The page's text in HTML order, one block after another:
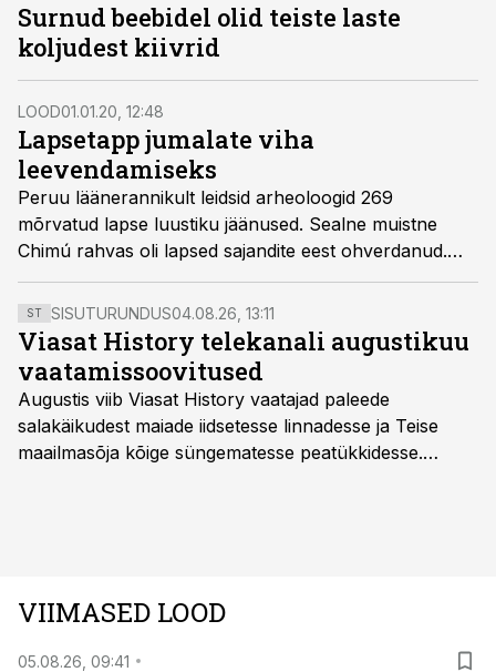
Surnud beebidel olid teiste laste
koljudest kiivrid
LOOD01.01.20, 12:48
Lapsetapp jumalate viha
leevendamiseks
Peruu läänerannikult leidsid arheoloogid 269
mõrvatud lapse luustiku jäänused. Sealne muistne
Chimú rahvas oli lapsed sajandite eest ohverdanud.
Nüüd püüavad teadlased vastata küsimusele, miks.
ST SISUTURUNDUS04.08.26, 13:11
Viasat History telekanali augustikuu
vaatamissoovitused
Augustis viib Viasat History vaatajad paleede
salakäikudest maiade iidsetesse linnadesse ja Teise
maailmasõja kõige süngematesse peatükkidesse.
viasathistory.eu/ee
VIIMASED LOOD
05.08.26, 09:41